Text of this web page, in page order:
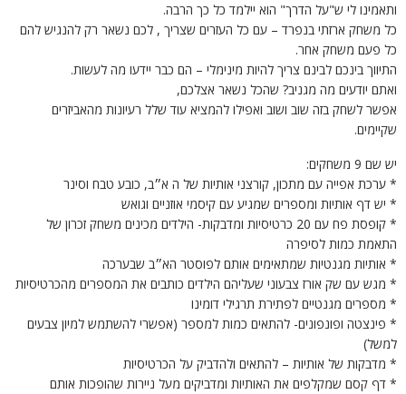
ותאמינו לי ש"על הדרך" הוא יילמד כל כך הרבה.
כל משחק ארזתי בנפרד – עם כל העזרים שצריך , לכם נשאר רק להנגיש להם
כל פעם משחק אחר.
התיווך בינכם לבינם צריך להיות מינימלי – הם כבר יידעו מה לעשות.
ואתם יודעים מה מגניב? שהכל נשאר אצלכם,
אפשר לשחק בזה שוב ושוב ואפילו להמציא עוד שלל רעיונות מהאביזרים
שקיימים.
יש שם 9 משחקים:
* ערכת אפייה עם מתכון, קורצני אותיות של ה א״ב, כובע טבח וסינר
* יש דף אותיות ומספרים שמגיע עם קיסמי אוזניים וגואש
* קופסת פח עם 20 כרטיסיות ומדבקות- הילדים מכינים משחק זכרון של
התאמת כמות לסיפרה
* אותיות מגנטיות שמתאימים אותם לפוסטר הא״ב שבערכה
* מגש עם שק אורז צבעוני שעליהם הילדים כותבים את המספרים מהכרטיסיות
* מספרים מגנטיים לפתירת תרגילי דומינו
* פינצטה ופונפונים- להתאים כמות למספר (אפשרי להשתמש למיון צבעים
למשל)
* מדבקות של אותיות – להתאים ולהדביק על הכרטיסיות
* דף קסם שמקלפים את האותיות ומדביקים מעל ניירות שהופכות אותם